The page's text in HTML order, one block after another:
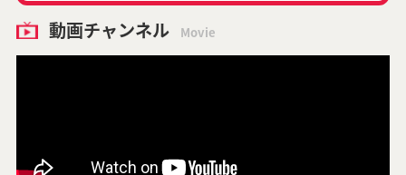
動画チャンネル Movie